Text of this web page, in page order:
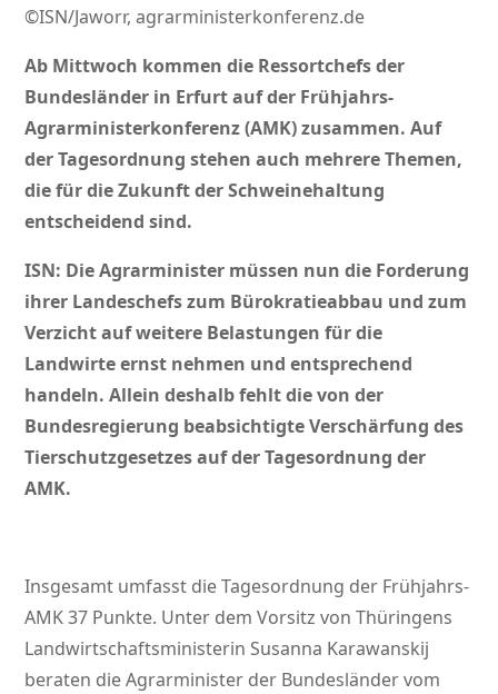
©ISN/Jaworr, agrarministerkonferenz.de
Ab Mittwoch kommen die Ressortchefs der
Bundesländer in Erfurt auf der Frühjahrs-
Agrarministerkonferenz (AMK) zusammen. Auf
der Tagesordnung stehen auch mehrere Themen,
die für die Zukunft der Schweinehaltung
entscheidend sind.
ISN: Die Agrarminister müssen nun die Forderung
ihrer Landeschefs zum Bürokratieabbau und zum
Verzicht auf weitere Belastungen für die
Landwirte ernst nehmen und entsprechend
handeln. Allein deshalb fehlt die von der
Bundesregierung beabsichtigte Verschärfung des
Tierschutzgesetzes auf der Tagesordnung der
AMK.
Insgesamt umfasst die Tagesordnung der Frühjahrs-
AMK 37 Punkte. Unter dem Vorsitz von Thüringens
Landwirtschaftsministerin Susanna Karawanskij
beraten die Agrarminister der Bundesländer vom